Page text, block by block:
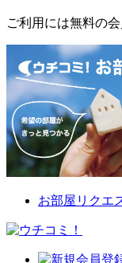
ご利用には無料の
お部屋リクエ